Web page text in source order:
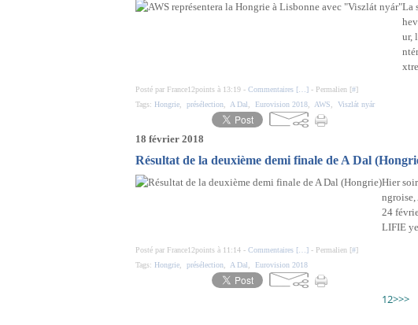
La
ur,
Posté par France12points à 13:19 - Commentaires [ ] - Permalien [#]
Tags: Hongrie présélection A Dal Eurovision 2018 AWS Viszlát nyár
18 février 2018
Résultat de la deuxième demi finale de A Dal
Hier
24
LIFIE
Posté par France12points à 11:14 - Commentaires [ ] - Permalien [#]
Tags: Hongrie présélection A Dal Eurovision 2018
12>>>